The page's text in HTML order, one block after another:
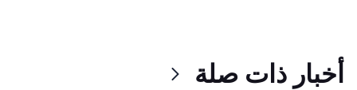
أخبار ذات صلة